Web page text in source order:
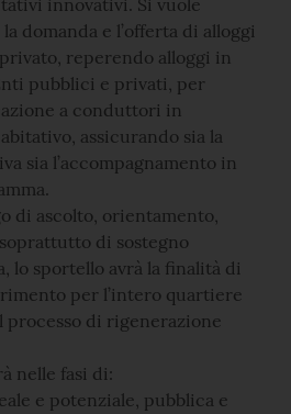
innovativi. Si vuole
domanda e l’offerta di alloggi
reperendo alloggi in
pubblici e privati, per
a conduttori in
assicurando sia la
sia l’accompagnamento in
di ascolto, orientamento,
di sostegno
lo sportello avrà la finalità di
per l’intero quartiere
di rigenerazione
nelle fasi di:
e potenziale, pubblica e